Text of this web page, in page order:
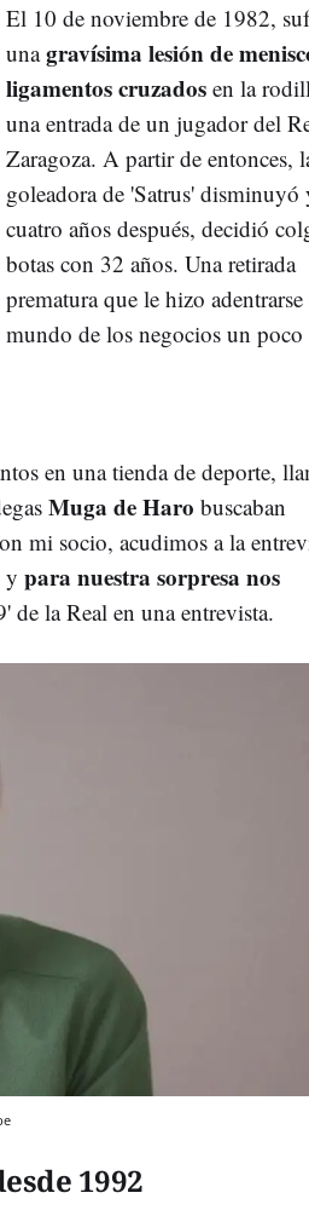
El 10 de noviembre de 1982,
unagravísima lesión de
ligamentos cruzados en la
una entrada de un jugador del
Zaragoza. A partir de entonces,
goleadora de 'Satrus' disminuyó
cuatro años después, decidió
botas con 32 años. Una retirada
prematura que le hizo adentrarse
mundo de los negocios un poco
en una tienda de deporte,
Muga de Haro buscaban
mi socio, acudimos a la
y para nuestra sorpresa nos
de la Real en una entrevista.
1992